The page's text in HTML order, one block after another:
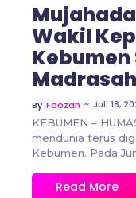
Wakil
Kebumen
By Faozan ~ Juli 18,
KEBUMEN –
mendunia terus
Kebumen. Pada
Read More